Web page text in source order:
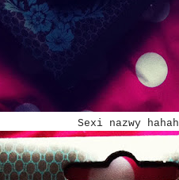
Sexi nazwy hahah